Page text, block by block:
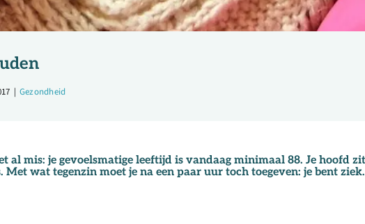
| Gezondheid
al mis: je gevoelsmatige leeftijd is vandaag minimaal 88. Je hoofd
Met wat tegenzin moet je na een paar uur toch toegeven: je bent